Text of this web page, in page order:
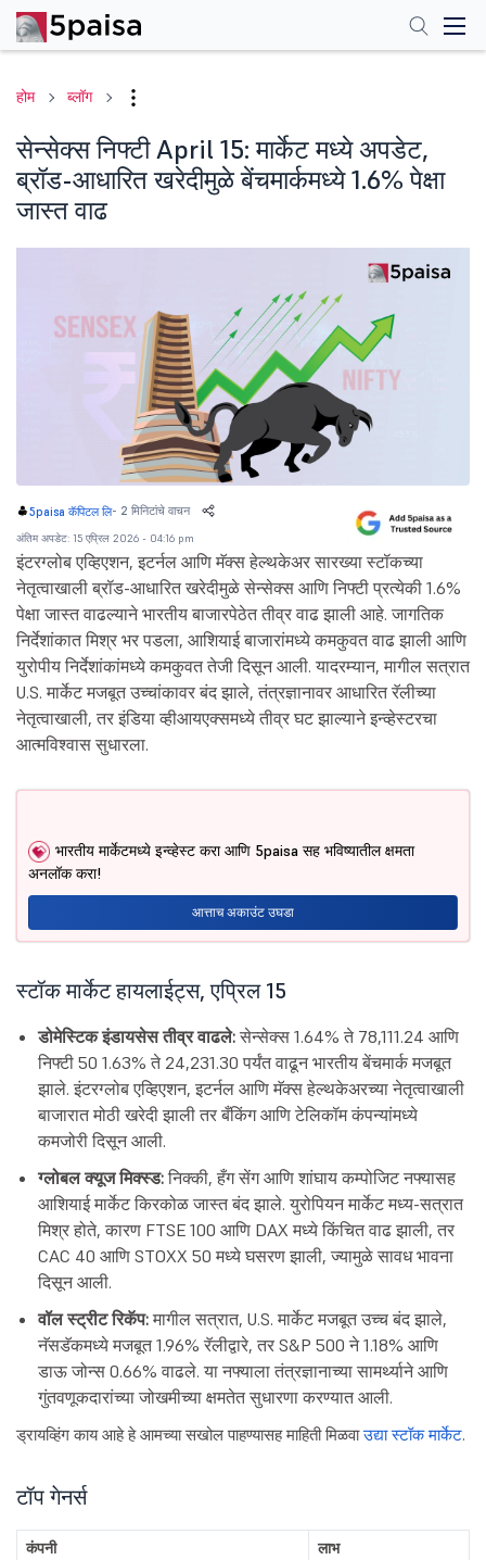
होम ब्लॉग
सेन्सेक्स निफ्टी April 15: मार्केट मध्ये अपडेट,
ब्रॉड-आधारित खरेदीमुळे बेंचमार्कमध्ये 1.6% पेक्षा
जास्त वाढ
5paisa कॅपिटल लि- 2 मिनिटांचे वाचन
अंतिम अपडेट: 15 एप्रिल 2026 - 04:16 pm
इंटरग्लोब एव्हिएशन, इटर्नल आणि मॅक्स हेल्थकेअर सारख्या स्टॉकच्या
नेतृत्वाखाली ब्रॉड-आधारित खरेदीमुळे सेन्सेक्स आणि निफ्टी प्रत्येकी 1.6%
पेक्षा जास्त वाढल्याने भारतीय बाजारपेठेत तीव्र वाढ झाली आहे. जागतिक
निर्देशांकात मिश्र भर पडला, आशियाई बाजारांमध्ये कमकुवत वाढ झाली आणि
युरोपीय निर्देशांकांमध्ये कमकुवत तेजी दिसून आली. यादरम्यान, मागील सत्रात
U.S. मार्केट मजबूत उच्चांकावर बंद झाले, तंत्रज्ञानावर आधारित रॅलीच्या
नेतृत्वाखाली, तर इंडिया व्हीआयएक्समध्ये तीव्र घट झाल्याने इन्व्हेस्टरचा
आत्मविश्वास सुधारला.
भारतीय मार्केटमध्ये इन्व्हेस्ट करा आणि 5paisa सह भविष्यातील क्षमता
अनलॉक करा!
आत्ताच अकाउंट उघडा
स्टॉक मार्केट हायलाईट्स, एप्रिल 15
डोमेस्टिक इंडायसेस तीव्र वाढले: सेन्सेक्स 1.64% ते 78,111.24 आणि
निफ्टी 50 1.63% ते 24,231.30 पर्यंत वाढून भारतीय बेंचमार्क मजबूत
झाले. इंटरग्लोब एव्हिएशन, इटर्नल आणि मॅक्स हेल्थकेअरच्या नेतृत्वाखाली
बाजारात मोठी खरेदी झाली तर बँकिंग आणि टेलिकॉम कंपन्यांमध्ये
कमजोरी दिसून आली.
ग्लोबल क्यूज मिक्स्ड: निक्की, हँग सेंग आणि शांघाय कम्पोजिट नफ्यासह
आशियाई मार्केट किरकोळ जास्त बंद झाले. युरोपियन मार्केट मध्य-सत्रात
मिश्र होते, कारण FTSE 100 आणि DAX मध्ये किंचित वाढ झाली, तर
CAC 40 आणि STOXX 50 मध्ये घसरण झाली, ज्यामुळे सावध भावना
दिसून आली.
वॉल स्ट्रीट रिकॅप: मागील सत्रात, U.S. मार्केट मजबूत उच्च बंद झाले,
नॅसडॅकमध्ये मजबूत 1.96% रॅलीद्वारे, तर S&P 500 ने 1.18% आणि
डाऊ जोन्स 0.66% वाढले. या नफ्याला तंत्रज्ञानाच्या सामर्थ्याने आणि
गुंतवणूकदारांच्या जोखमीच्या क्षमतेत सुधारणा करण्यात आली.
ड्रायव्हिंग काय आहे हे आमच्या सखोल पाहण्यासह माहिती मिळवाउद्या स्टॉक मार्केट.
टॉप गेनर्स
कंपनी
लाभ